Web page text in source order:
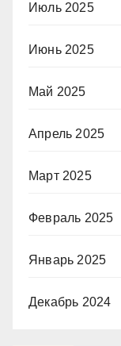
Июль 2025
Июнь 2025
Май 2025
Апрель 2025
Март 2025
Февраль 2025
Январь 2025
Декабрь 2024